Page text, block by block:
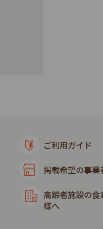
ご利用ガイド
掲載希望の事業
高齢者施設の食
様へ